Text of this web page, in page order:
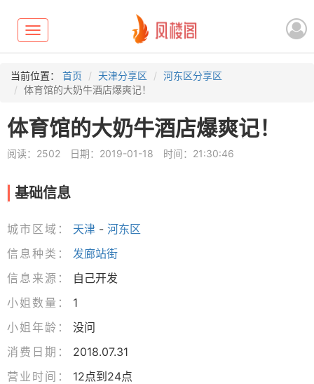
Toggle
navigation
当前位置： 首页 天津分享区
河东区分享区
体育馆的大奶牛酒店爆爽记！
体育馆的大奶牛酒店爆爽记！
阅读：2502 日期：2019-01-18 时间：21:30:46
基础信息
城市区域： 天津 - 河东区
信息种类：
发廊站街
信息来源：
自己开发
小姐数量：
1
小姐年龄：
没问
消费日期：
2018.07.31
营业时间：
12点到24点